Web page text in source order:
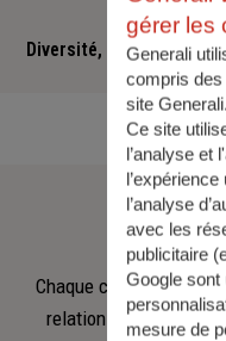
Nous sommes convaincus
financière et retombées
services que nous vous
Diversité, Equité,
Nous faisons de la
engagement quotidien.
Chaque collaborateur
relation fondée sur
gérer les
Generali
compris
site
Ce site
l’analyse et
l’analyse
avec les
publicitaire
Google sont
mesure de